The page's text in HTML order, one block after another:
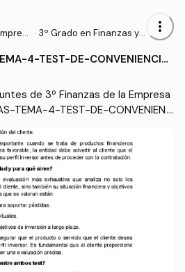
· 3º Grado en Finanzas y
more_vert
4-TEST-DE-CONVENIENCIA
de 3º Finanzas de la Empresa
TEMA-4-TEST-DE-CONVENIEN